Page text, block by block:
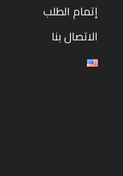
إتمام الطلب
الاتصال بنا